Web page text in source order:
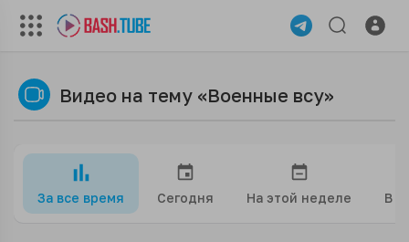
Видео на тему «Военные всу»
За все время Сегодня На этой неделе В